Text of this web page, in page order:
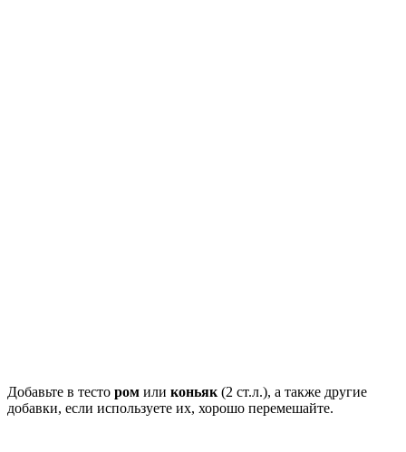
Добавьте в тесто ром или коньяк (2 ст.л.), а также другие
добавки, если используете их, хорошо перемешайте.